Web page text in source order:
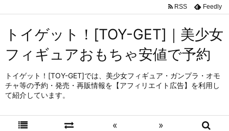
トイゲット！[TOY-GET]｜美少女
フィギュアおもちゃ安値で予約
トイゲット！[TOY-GET]では、美少女フィギュア・ガンプラ・オモ
チャ等の予約・発売・再販情報を【アフィリエイト広告】を利用し
て紹介しています。
« »
RSS Feedly